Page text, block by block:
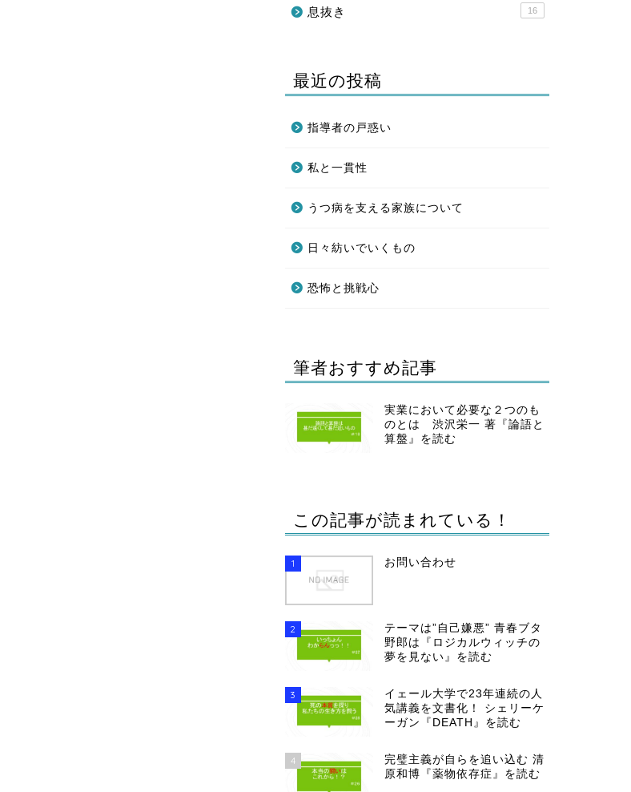
息抜き 16
最近の投稿
指導者の戸惑い
私と一貫性
うつ病を支える家族について
日々紡いでいくもの
恐怖と挑戦心
筆者おすすめ記事
実業において必要な２つのも
のとは 渋沢栄一 著『論語と
算盤』を読む
この記事が読まれている！
1 お問い合わせ
2
テーマは”自己嫌悪” 青春ブタ
野郎は『ロジカルウィッチの
夢を見ない』を読む
3
イェール大学で23年連続の人
気講義を文書化！ シェリーケ
ーガン『DEATH』を読む
4
完璧主義が自らを追い込む 清
原和博『薬物依存症』を読む